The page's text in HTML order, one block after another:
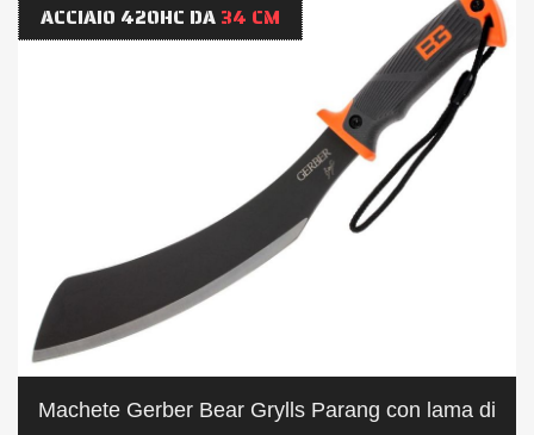
ACCIAIO 420HC DA 34 CM
Machete Gerber Bear Grylls Parang con lama di